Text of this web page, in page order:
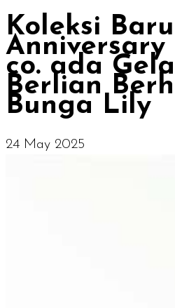
Koleksi
Anniversary
co. ada
Berlian
Bunga Lily
24 May 2025